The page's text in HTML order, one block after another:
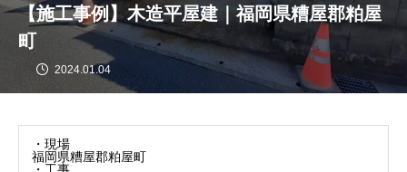
【施工事例】木造平屋建｜福岡県糟屋郡粕屋
町
2024.01.04
・現場
福岡県糟屋郡粕屋町
・工事